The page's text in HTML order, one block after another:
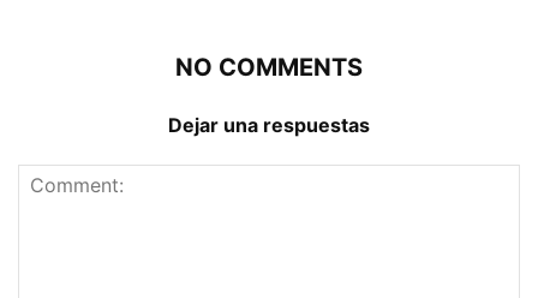
NO COMMENTS
Dejar una respuestas